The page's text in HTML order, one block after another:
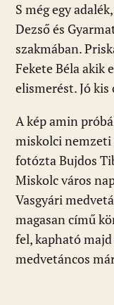
S még egy
Dezső és
szakmában.
Fekete Béla akik
elismerést. Jó
A kép amin
miskolci
fotózta Bujdos
Miskolc város
Vasgyári
magasan című
fel, kapható
medvetáncos